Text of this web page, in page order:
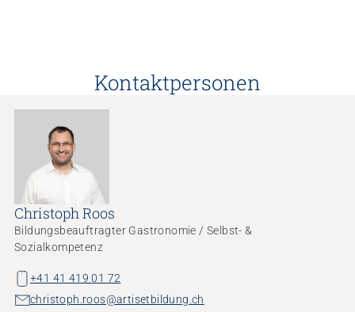
Kontaktpersonen
Christoph Roos
Bildungsbeauftragter Gastronomie / Selbst- &
Sozialkompetenz
+41 41 419 01 72
christoph.roos@artisetbildung.ch